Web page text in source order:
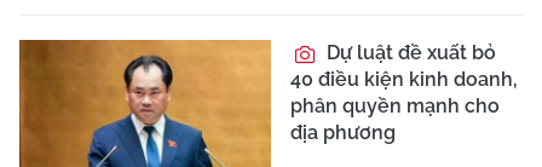
Dự luật đề xuất bỏ
40 điều kiện kinh doanh,
phân quyền mạnh cho
địa phương